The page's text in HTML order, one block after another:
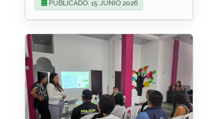
PUBLICADO: 15 JUNIO 2026